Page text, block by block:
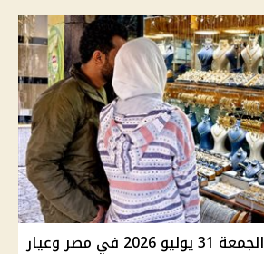
سعر الذهب اليوم الجمعة 31 يوليو 2026 في مصر وعيار